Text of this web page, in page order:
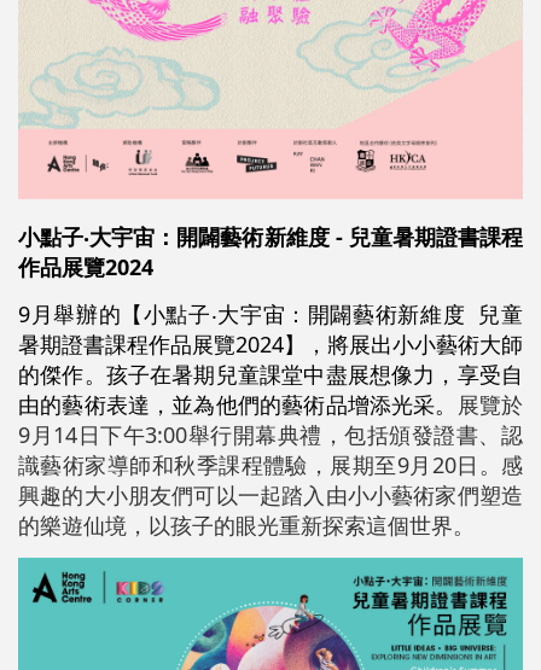
小點子‧大宇宙：開闢藝術新維度 - 兒童暑期證書課程
作品展覽2024
9月舉辦的【小點子‧大宇宙：開闢藝術新維度 兒童
暑期證書課程作品展覽2024】，將展出小小藝術大師
的傑作。孩子在暑期兒童課堂中盡展想像力，享受自
由的藝術表達，並為他們的藝術品增添光采。 展覽於
9月14日下午3:00舉行開幕典禮，包括頒發證書、認
識藝術家導師和秋季課程體驗，展期至9月20日。感
興趣的大小朋友們可以一起踏入由小小藝術家們塑造
的樂遊仙境，以孩子的眼光重新探索這個世界。